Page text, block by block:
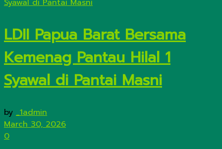
LDII Papua Barat Bersama
Kemenag Pantau Hilal 1
Syawal di Pantai Masni
by _1admin
March 30, 2026
0